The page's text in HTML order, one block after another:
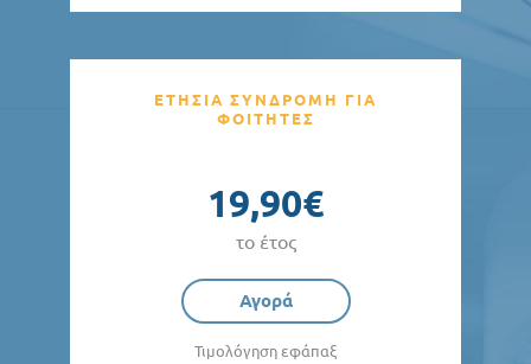
ΕΤΗΣΙΑ ΣΥΝΔΡΟΜΗ ΓΙΑ
ΦΟΙΤΗΤΕΣ
19,90€
το έτος
Αγορά
Τιμολόγηση εφάπαξ